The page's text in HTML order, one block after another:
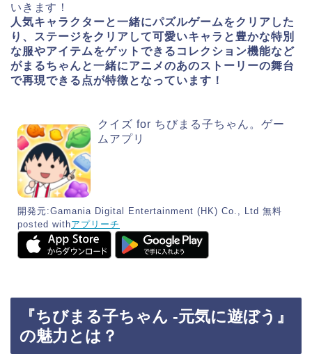
いきます！
人気キャラクターと一緒にパズルゲームをクリアした
り、ステージをクリアして可愛いキャラと豊かな特別
な服やアイテムをゲットできるコレクション機能など
がまるちゃんと一緒にアニメのあのストーリーの舞台
で再現できる点が特徴となっています！
クイズ for ちびまる子ちゃん。ゲー
ムアプリ
開発元:Gamania Digital Entertainment (HK) Co., Ltd 無料
posted withアプリーチ
『ちびまる子ちゃん -元気に遊ぼう』
の魅力とは？